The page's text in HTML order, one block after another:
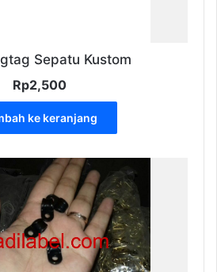
Sepatu Kustom
Rp2,500
ke keranjang